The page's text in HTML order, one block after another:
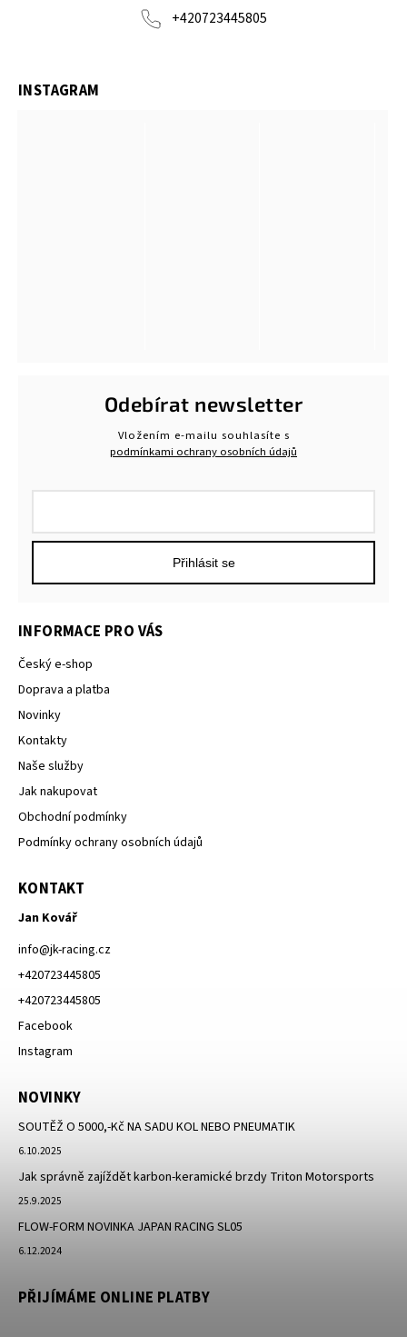
+420723445805
INSTAGRAM
INFORMACE PRO VÁS
Český e-shop
Doprava a platba
Novinky
Kontakty
Naše služby
Jak nakupovat
Obchodní podmínky
Podmínky ochrany osobních údajů
KONTAKT
Jan Kovář
info@jk-racing.cz
+420723445805
+420723445805
Facebook
Instagram
NOVINKY
SOUTĚŽ O 5000,-Kč NA SADU KOL NEBO PNEUMATIK
6.10.2025
Jak správně zajíždět karbon-keramické brzdy Triton Motorsports
25.9.2025
FLOW-FORM NOVINKA JAPAN RACING SL05
6.12.2024
PŘIJÍMÁME ONLINE PLATBY
Odebírat newsletter
Vložením e-mailu souhlasíte s
podmínkami ochrany osobních údajů
Přihlásit se